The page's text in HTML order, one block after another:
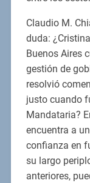
Claudio M.
duda:
Buenos Aires
gestión de
resolvió
justo cuando
Mandataria?
encuentra a
confianza en
su largo
anteriores,